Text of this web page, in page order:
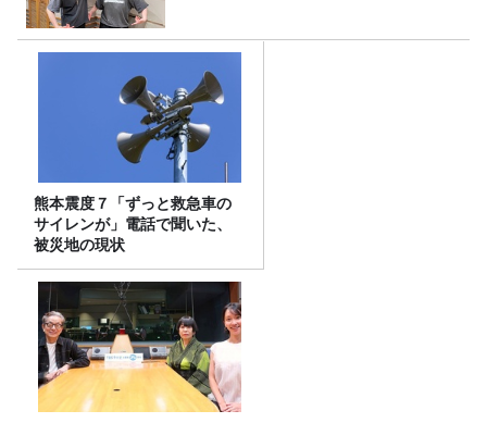
熊本震度７「ずっと救急車の
サイレンが」電話で聞いた、
被災地の現状